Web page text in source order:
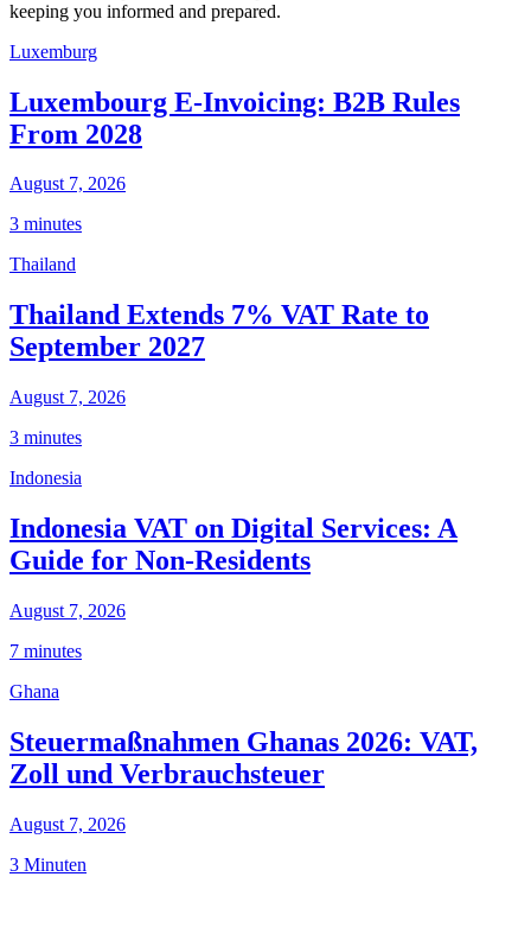
keeping you informed and prepared.
Luxemburg
Luxembourg E-Invoicing: B2B Rules
From 2028
August 7, 2026
3 minutes
Thailand
Thailand Extends 7% VAT Rate to
September 2027
August 7, 2026
3 minutes
Indonesia
Indonesia VAT on Digital Services: A
Guide for Non-Residents
August 7, 2026
7 minutes
Ghana
Steuermaßnahmen Ghanas 2026: VAT,
Zoll und Verbrauchsteuer
August 7, 2026
3 Minuten